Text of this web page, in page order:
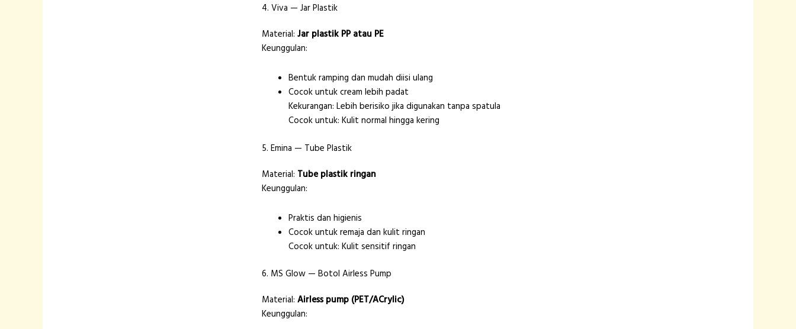
4. Viva — Jar Plastik
Material:Jar plastik PP atau PE
Keunggulan:
Bentuk ramping dan mudah diisi ulang
Cocok untuk cream lebih padat
Kekurangan: Lebih berisiko jika digunakan tanpa spatula
Cocok untuk: Kulit normal hingga kering
5. Emina — Tube Plastik
Material: Tube plastik ringan
Keunggulan:
Praktis dan higienis
Cocok untuk remaja dan kulit ringan
Cocok untuk: Kulit sensitif ringan
6. MS Glow — Botol Airless Pump
Material:Airless pump (PET/ACrylic)
Keunggulan: